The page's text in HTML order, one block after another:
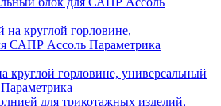
круглой горловине, универсальный